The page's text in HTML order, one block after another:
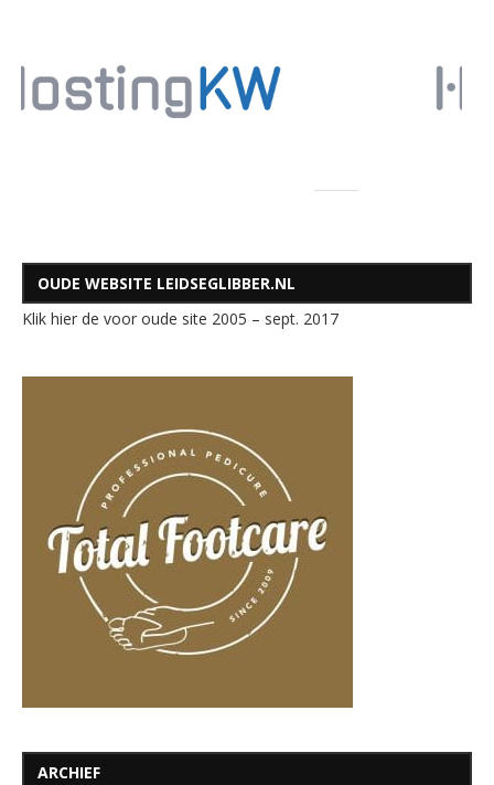
OUDE WEBSITE LEIDSEGLIBBER.NL
Klik hier de voor oude site 2005 – sept. 2017
ARCHIEF